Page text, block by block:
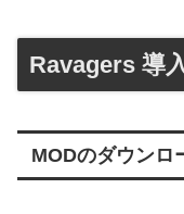
Ravagers 導
MODのダウンロ